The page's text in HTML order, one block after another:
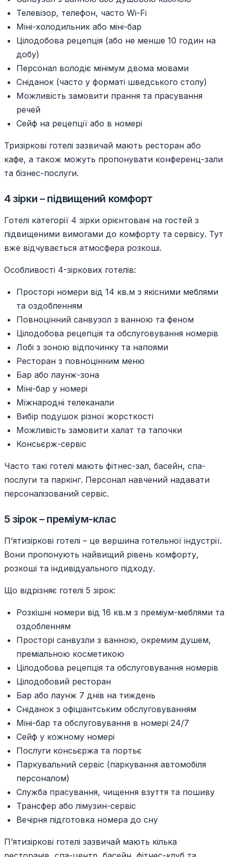
Телевізор, телефон, часто Wi-Fi
Міні-холодильник або міні-бар
Цілодобова рецепція (або не менше 10 годин на
добу)
Персонал володіє мінімум двома мовами
Сніданок (часто у форматі шведського столу)
Можливість замовити прання та прасування
речей
Сейф на рецепції або в номері
Тризіркові готелі зазвичай мають ресторан або
кафе, а також можуть пропонувати конференц-зали
та бізнес-послуги.
4 зірки – підвищений комфорт
Готелі категорії 4 зірки орієнтовані на гостей з
підвищеними вимогами до комфорту та сервісу. Тут
вже відчувається атмосфера розкоші.
Особливості 4-зіркових готелів:
Просторі номери від 14 кв.м з якісними меблями
та оздобленням
Повноцінний санвузол з ванною та феном
Цілодобова рецепція та обслуговування номерів
Лобі з зоною відпочинку та напоями
Ресторан з повноцінним меню
Бар або лаунж-зона
Міні-бар у номері
Міжнародні телеканали
Вибір подушок різної жорсткості
Можливість замовити халат та тапочки
Консьєрж-сервіс
Часто такі готелі мають фітнес-зал, басейн, спа-
послуги та паркінг. Персонал навчений надавати
персоналізований сервіс.
5 зірок – преміум-клас
П’ятизіркові готелі – це вершина готельної індустрії.
Вони пропонують найвищий рівень комфорту,
розкоші та індивідуального підходу.
Що відрізняє готелі 5 зірок:
Розкішні номери від 16 кв.м з преміум-меблями та
оздобленням
Просторі санвузли з ванною, окремим душем,
преміальною косметикою
Цілодобова рецепція та обслуговування номерів
Цілодобовий ресторан
Бар або лаунж 7 днів на тиждень
Сніданок з офіціантським обслуговуванням
Міні-бар та обслуговування в номері 24/7
Сейф у кожному номері
Послуги консьєржа та портьє
Паркувальний сервіс (паркування автомобіля
персоналом)
Служба прасування, чищення взуття та пошиву
Трансфер або лімузин-сервіс
Вечірня підготовка номера до сну
П’ятизіркові готелі зазвичай мають кілька